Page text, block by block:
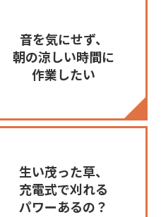
音を気にせず、
朝の涼しい時間に
作業したい
生い茂った草、
充電式で刈れる
パワーあるの？